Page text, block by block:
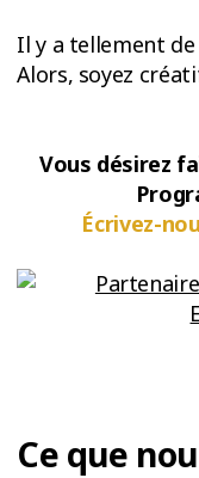
Il y a tellement de
Alors, soyez
Vous désirez
Écrivez-
Ce que